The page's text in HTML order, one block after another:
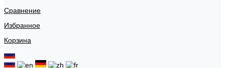
Сравнение
Избранное
Корзина